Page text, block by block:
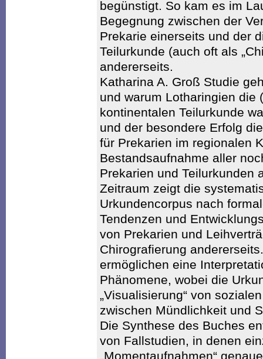
begünstigt. So kam es im
Begegnung zwischen der
Prekarie einerseits und der
Teilurkunde (auch oft als
andererseits.
Katharina A. Groß Studie
und warum Lotharingien die
kontinentalen Teilurkunde
und der besondere Erfolg
für Prekarien im regionalen
Bestandsaufnahme aller
Prekarien und Teilurkunden
Zeitraum zeigt die
Urkundencorpus nach
Tendenzen und
von Prekarien und
Chirografierung
ermöglichen eine
Phänomene, wobei die
„Visualisierung“ von
zwischen Mündlichkeit und
Die Synthese des Buches
von Fallstudien, in denen
„Momentaufnahmen“